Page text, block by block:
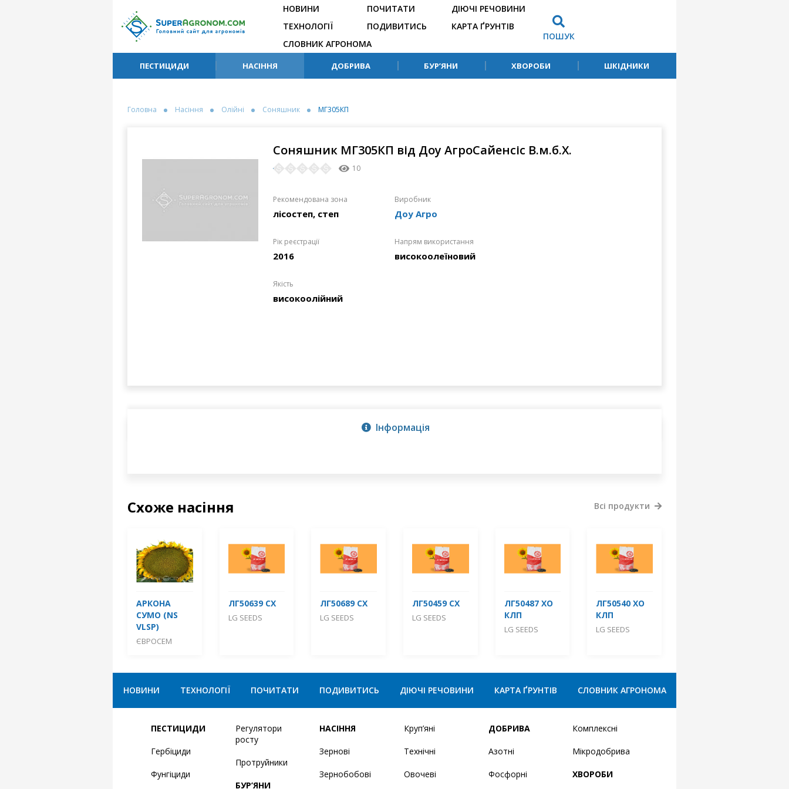
НОВИНИ
ТЕХНОЛОГІЇ
ПОЧИТАТИ
ПОДИВИТИСЬ
ДІЮЧІ РЕЧОВИНИ
КАРТА ҐРУНТІВ
СЛОВНИК АГРОНОМА
ПОШУК
ПЕСТИЦИДИ НАСІННЯ ДОБРИВА БУР’ЯНИ ХВОРОБИ ШКІДНИКИ
Головна Насіння Олійні Соняшник МГ305КП
Соняшник МГ305КП від Доу АгроСайенсіс В.м.б.Х.
10
Рекомендована зона
лісостеп, степ
Виробник
Доу Агро
Рік реєстрації
2016
Напрям використання
високоолеїновий
Якість
високоолійний
Інформація
Схоже насіння
АРКОНА
СУМО (NS
VLSP)
ЄВРОСЕМ
ЛГ50639 СХ
LG SEEDS
ЛГ50689 СХ
LG SEEDS
ЛГ50459 СХ
LG SEEDS
ЛГ50487 ХО
КЛП
LG SEEDS
ЛГ50540 ХО
КЛП
LG SEEDS
Всі продукти
НОВИНИ ТЕХНОЛОГІЇ ПОЧИТАТИ ПОДИВИТИСЬ ДІЮЧІ РЕЧОВИНИ КАРТА ҐРУНТІВ СЛОВНИК АГРОНОМА
ПЕСТИЦИДИ
Гербіциди
Фунгіциди
Регулятори
росту
Протруйники
БУР’ЯНИ
НАСІННЯ
Зернові
Зернобобові
Круп’яні
Технічні
Овочеві
ДОБРИВА
Азотні
Фосфорні
Комплексні
Мікродобрива
ХВОРОБИ